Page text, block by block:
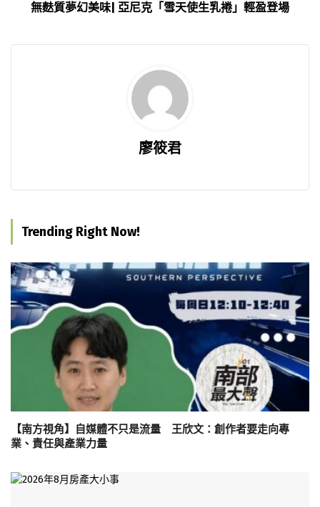
無麩質夢幻美味| 亞尼克「雪天使生乳捲」輕盈登場
廖筱君
Trending Right Now!
【南方視角】自媒體不只是流量 王欣文：創作者要走向專
業、責任與產業力量